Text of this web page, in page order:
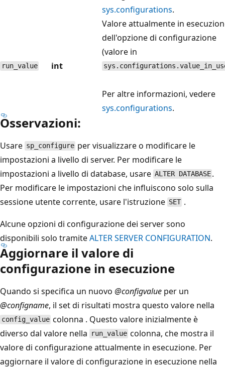
sys.configurations.
run_value int
Valore attualmente in
dell'opzione di configurazione
(valore in
Per altre informazioni, vedere
sys.configurations.
Osservazioni:
Usare sp_configure per visualizzare o modificare le
impostazioni a livello di server. Per modificare le
impostazioni a livello di database, usare ALTER DATABASE .
Per modificare le impostazioni che influiscono solo sulla
sessione utente corrente, usare l'istruzione SET .
Alcune opzioni di configurazione dei server sono
disponibili solo tramiteALTER SERVER CONFIGURATION.
Aggiornare il valore di
configurazione in esecuzione
Quando si specifica un nuovo @configvalue per un
@configname, il set di risultati mostra questo valore nella
config_value colonna . Questo valore inizialmente è
diverso dal valore nella
run_value colonna, che mostra il
valore di configurazione attualmente in esecuzione. Per
aggiornare il valore di configurazione in esecuzione nella